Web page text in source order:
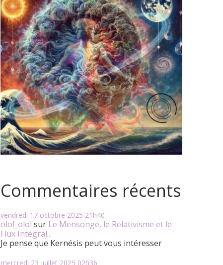
Commentaires récents
vendredi 17 octobre 2025 21h40
olol_olol sur Le Mensonge, le Relativisme et le
Flux Intégral...
Je pense que Kernésis peut vous intéresser
mercredi 23 juillet 2025 02h36